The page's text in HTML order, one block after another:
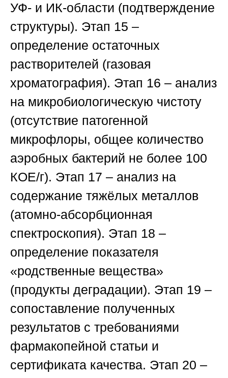
УФ- и ИК-области (подтверждение
структуры). Этап 15 –
определение остаточных
растворителей (газовая
хроматография). Этап 16 – анализ
на микробиологическую чистоту
(отсутствие патогенной
микрофлоры, общее количество
аэробных бактерий не более 100
КОЕ/г). Этап 17 – анализ на
содержание тяжёлых металлов
(атомно-абсорбционная
спектроскопия). Этап 18 –
определение показателя
«родственные вещества»
(продукты деградации). Этап 19 –
сопоставление полученных
результатов с требованиями
фармакопейной статьи и
сертификата качества. Этап 20 –